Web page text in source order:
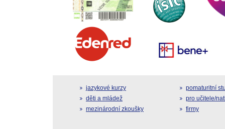
jazykové kurzy
děti a mládež
mezinárodní zkoušky
pomaturitní
pro učitele/
firmy